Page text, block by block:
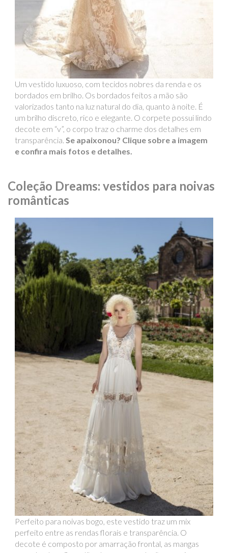
Um vestido luxuoso, com tecidos nobres da renda e os
bordados em brilho. Os bordados feitos a mão são
valorizados tanto na luz natural do dia, quanto à noite. É
um brilho discreto, rico e elegante. O corpete possui lindo
decote em “v”, o corpo traz o charme dos detalhes em
transparência. Se apaixonou? Clique sobre a imagem
e confira mais fotos e detalhes.
Coleção Dreams: vestidos para noivas
românticas
Perfeito para noivas bogo, este vestido traz um mix
perfeito entre as rendas florais e transparência. O
decote é composto por amarração frontal, as mangas